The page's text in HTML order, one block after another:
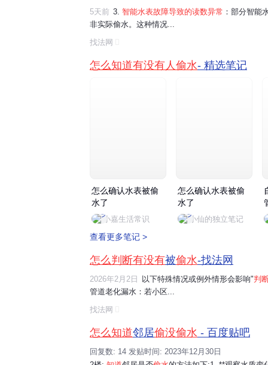
5天前 3. 智能水表故障导致的读数异常 ：部分智能
非实际偷水。这种情况...
找法网
怎么知道有没有人偷水- 精选笔记
怎么确认水表被偷
水了
小嘉生活常识
怎么确认水表被偷
水了
小仙的独立笔记
查看更多笔记 >
怎么判断有没有被偷水-找法网
2026年2月2日 以下特殊情况或例外情形会影响"判
管道老化漏水：若小区...
找法网
怎么知道邻居偷没偷水 - 百度贴吧
回复数: 14 发贴时间: 2023年12月30日